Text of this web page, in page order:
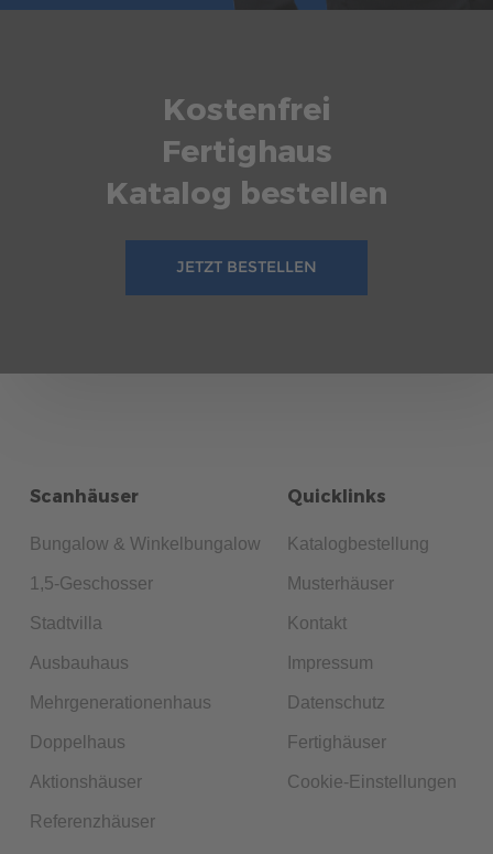
Kostenfrei
Fertighaus
Katalog bestellen
JETZT BESTELLEN
Scanhäuser
Bungalow & Winkelbungalow
1,5-Geschosser
Stadtvilla
Ausbauhaus
Mehrgenerationenhaus
Doppelhaus
Aktionshäuser
Referenzhäuser
Quicklinks
Katalogbestellung
Musterhäuser
Kontakt
Impressum
Datenschutz
Fertighäuser
Cookie-Einstellungen